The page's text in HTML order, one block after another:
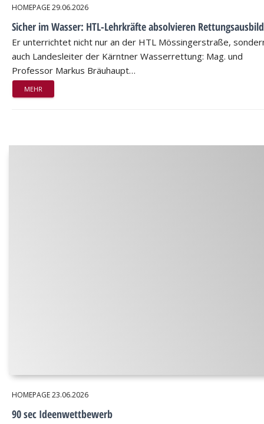
HOMEPAGE29.06.2026
Sicher im Wasser: HTL-Lehrkräfte absolvieren
Er unterrichtet nicht nur an der HTL Mössingerstraße,
auch Landesleiter der Kärntner Wasserrettung: Mag. und
Professor Markus Bräuhaupt…
MEHR
HOMEPAGE23.06.2026
90 sec Ideenwettbewerb